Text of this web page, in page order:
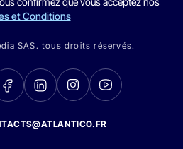
et Conditions
SAS. tous droits réservés.